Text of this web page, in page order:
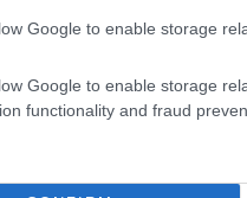
Google to enable storage
Google to enable storage
functionality and fraud